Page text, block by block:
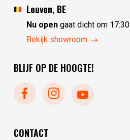
maandag
dinsdag
woensdag
Leuven, BE
Nu opengaat dicht om 17:30
zaterdag
maandag
woensdag
donderdag
Bekijk showroom
BLIJF OP DE HOOGTE!
CONTACT